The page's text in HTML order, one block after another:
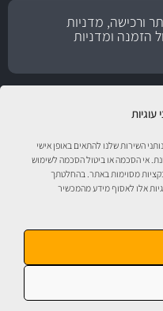
השירות שלנו להתאים באופן אישי
אי הסכמה או ביטול הסכמה לשימוש
מסוימות באתר. בהחלטתך
אלו לאסוף מידע מהמכשיר
ורכישה, מדניות
הזמנה ומדניות
שמנים, נוזלים, חומרי עבודה ומוצרי